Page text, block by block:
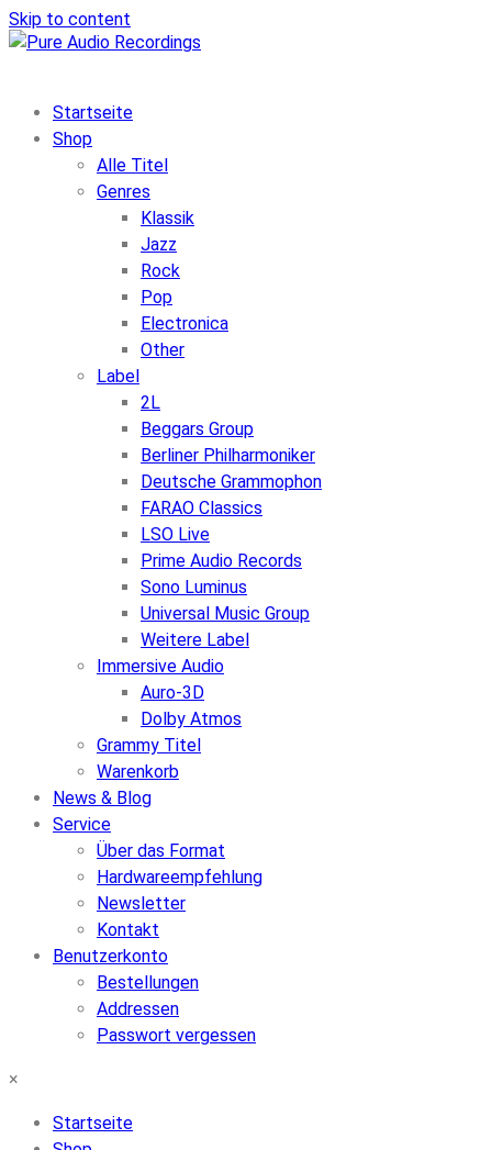
Skip to content
Startseite
Shop
Alle Titel
Genres
Klassik
Jazz
Rock
Pop
Electronica
Other
Label
2L
Beggars Group
Berliner Philharmoniker
Deutsche Grammophon
FARAO Classics
LSO Live
Prime Audio Records
Sono Luminus
Universal Music Group
Weitere Label
Immersive Audio
Auro-3D
Dolby Atmos
Grammy Titel
Warenkorb
News & Blog
Service
Über das Format
Hardwareempfehlung
Newsletter
Kontakt
Benutzerkonto
Bestellungen
Addressen
Passwort vergessen
×
Startseite